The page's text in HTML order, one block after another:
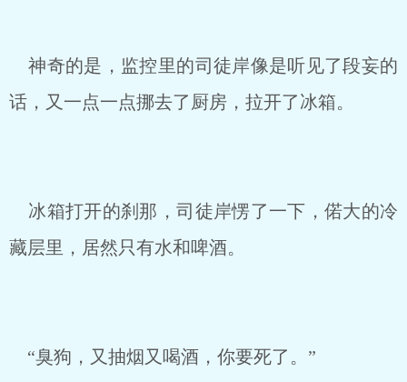
神奇的是，监控里的司徒岸像是听见了段妄的
话，又一点一点挪去了厨房，拉开了冰箱。
冰箱打开的刹那，司徒岸愣了一下，偌大的冷
藏层里，居然只有水和啤酒。
“臭狗，又抽烟又喝酒，你要死了。”